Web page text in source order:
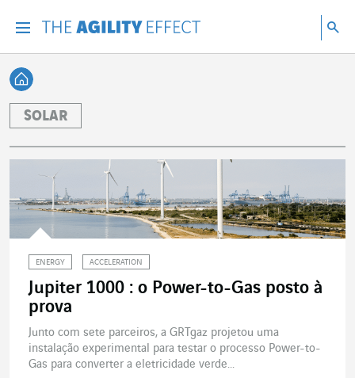
Voltar à página inicial
SOLAR
ENERGY ACCELERATION
Jupiter 1000 : o Power-to-Gas posto à
prova
Junto com sete parceiros, a GRTgaz projetou uma
instalação experimental para testar o processo Power-to-
Gas para converter a eletricidade verde...